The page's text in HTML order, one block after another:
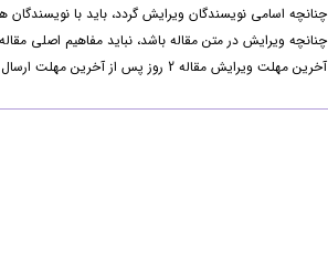
چنانچه اسامی نویسندگان ویرایش گردد، باید با نویسندگان
چنانچه ویرایش در متن مقاله باشد، نباید مفاهیم اصلی
آخرین مهلت ویرایش مقاله 2 روز پس از آخرین مهلت ارسال مقالات می باشد و پس از آن هیچ ویرایشی پذیرفته نمی شود.